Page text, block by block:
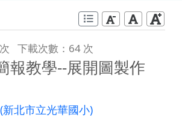
下載次數：64 次
報教學--展開圖製作
(新北市立光華國小)